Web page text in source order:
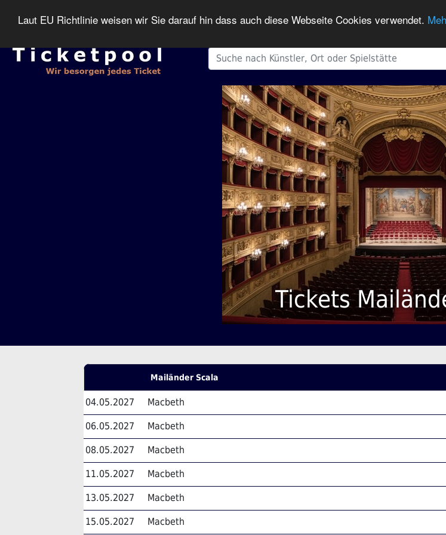
Laut EU Richtlinie weisen wir Sie darauf hin dass auch diese Webseite Cookies verwendet.
Tickets
Mailänder Scala
04.05.2027 Macbeth
06.05.2027 Macbeth
08.05.2027 Macbeth
11.05.2027 Macbeth
13.05.2027 Macbeth
15.05.2027 Macbeth